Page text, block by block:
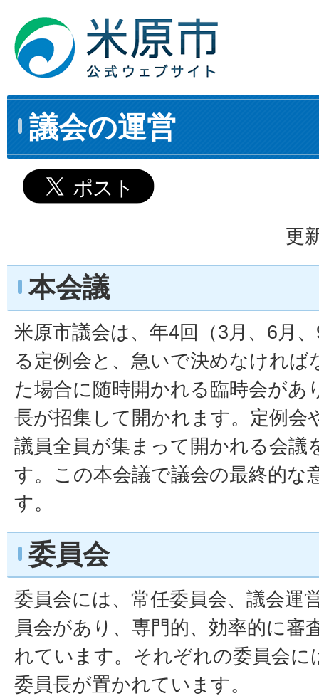
議会の運営
更
本会議
米原市議会は、年4回（3月、6月
る定例会と、急いで決めなければ
た場合に随時開かれる臨時会があ
長が招集して開かれます。定例会
議員全員が集まって開かれる会議
す。この本会議で議会の最終的な
す。
委員会
委員会には、常任委員会、議会運
員会があり、専門的、効率的に審
れています。それぞれの委員会に
委員長が置かれています。